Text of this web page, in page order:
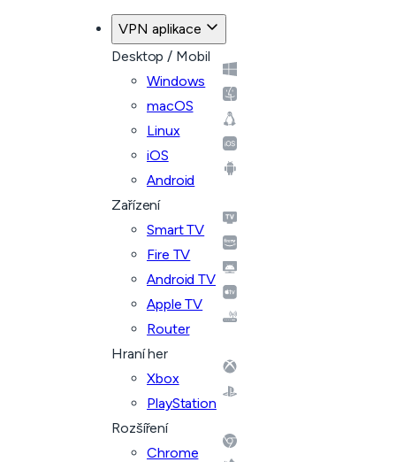
VPN aplikace
Desktop / Mobil
Windows
macOS
Linux
iOS
Android
Zařízení
Smart TV
Fire TV
Android TV
Apple TV
Router
Hraní her
Xbox
PlayStation
Rozšíření
Chrome